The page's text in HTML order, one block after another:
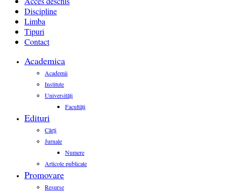
Discipline
Limba
Tipuri
Contact
Academica
Academii
Institute
Universități
Facultăți
Edituri
Cărți
Jurnale
Numere
Articole publicate
Promovare
Resurse